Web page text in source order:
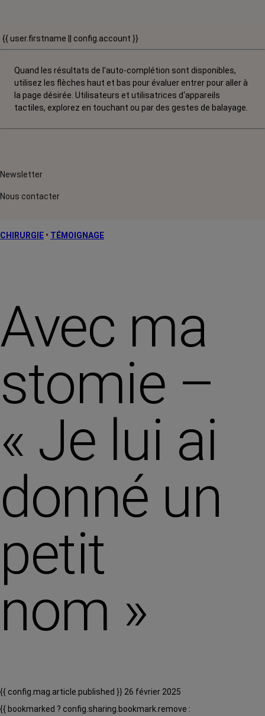
{{ user.firstname || config.account }}
Quand les résultats de l'auto-complétion sont disponibles,
utilisez les flèches haut et bas pour évaluer entrer pour aller à
la page désirée. Utilisateurs et utilisatrices d‘appareils
tactiles, explorez en touchant ou par des gestes de balayage.
Newsletter
Nous contacter
CHIRURGIE • TÉMOIGNAGE
Avec ma
stomie –
« Je lui ai
donné un
petit
nom »
{{ config.mag.article.published }} 26 février 2025
{{ bookmarked ? config.sharing.bookmark.remove :